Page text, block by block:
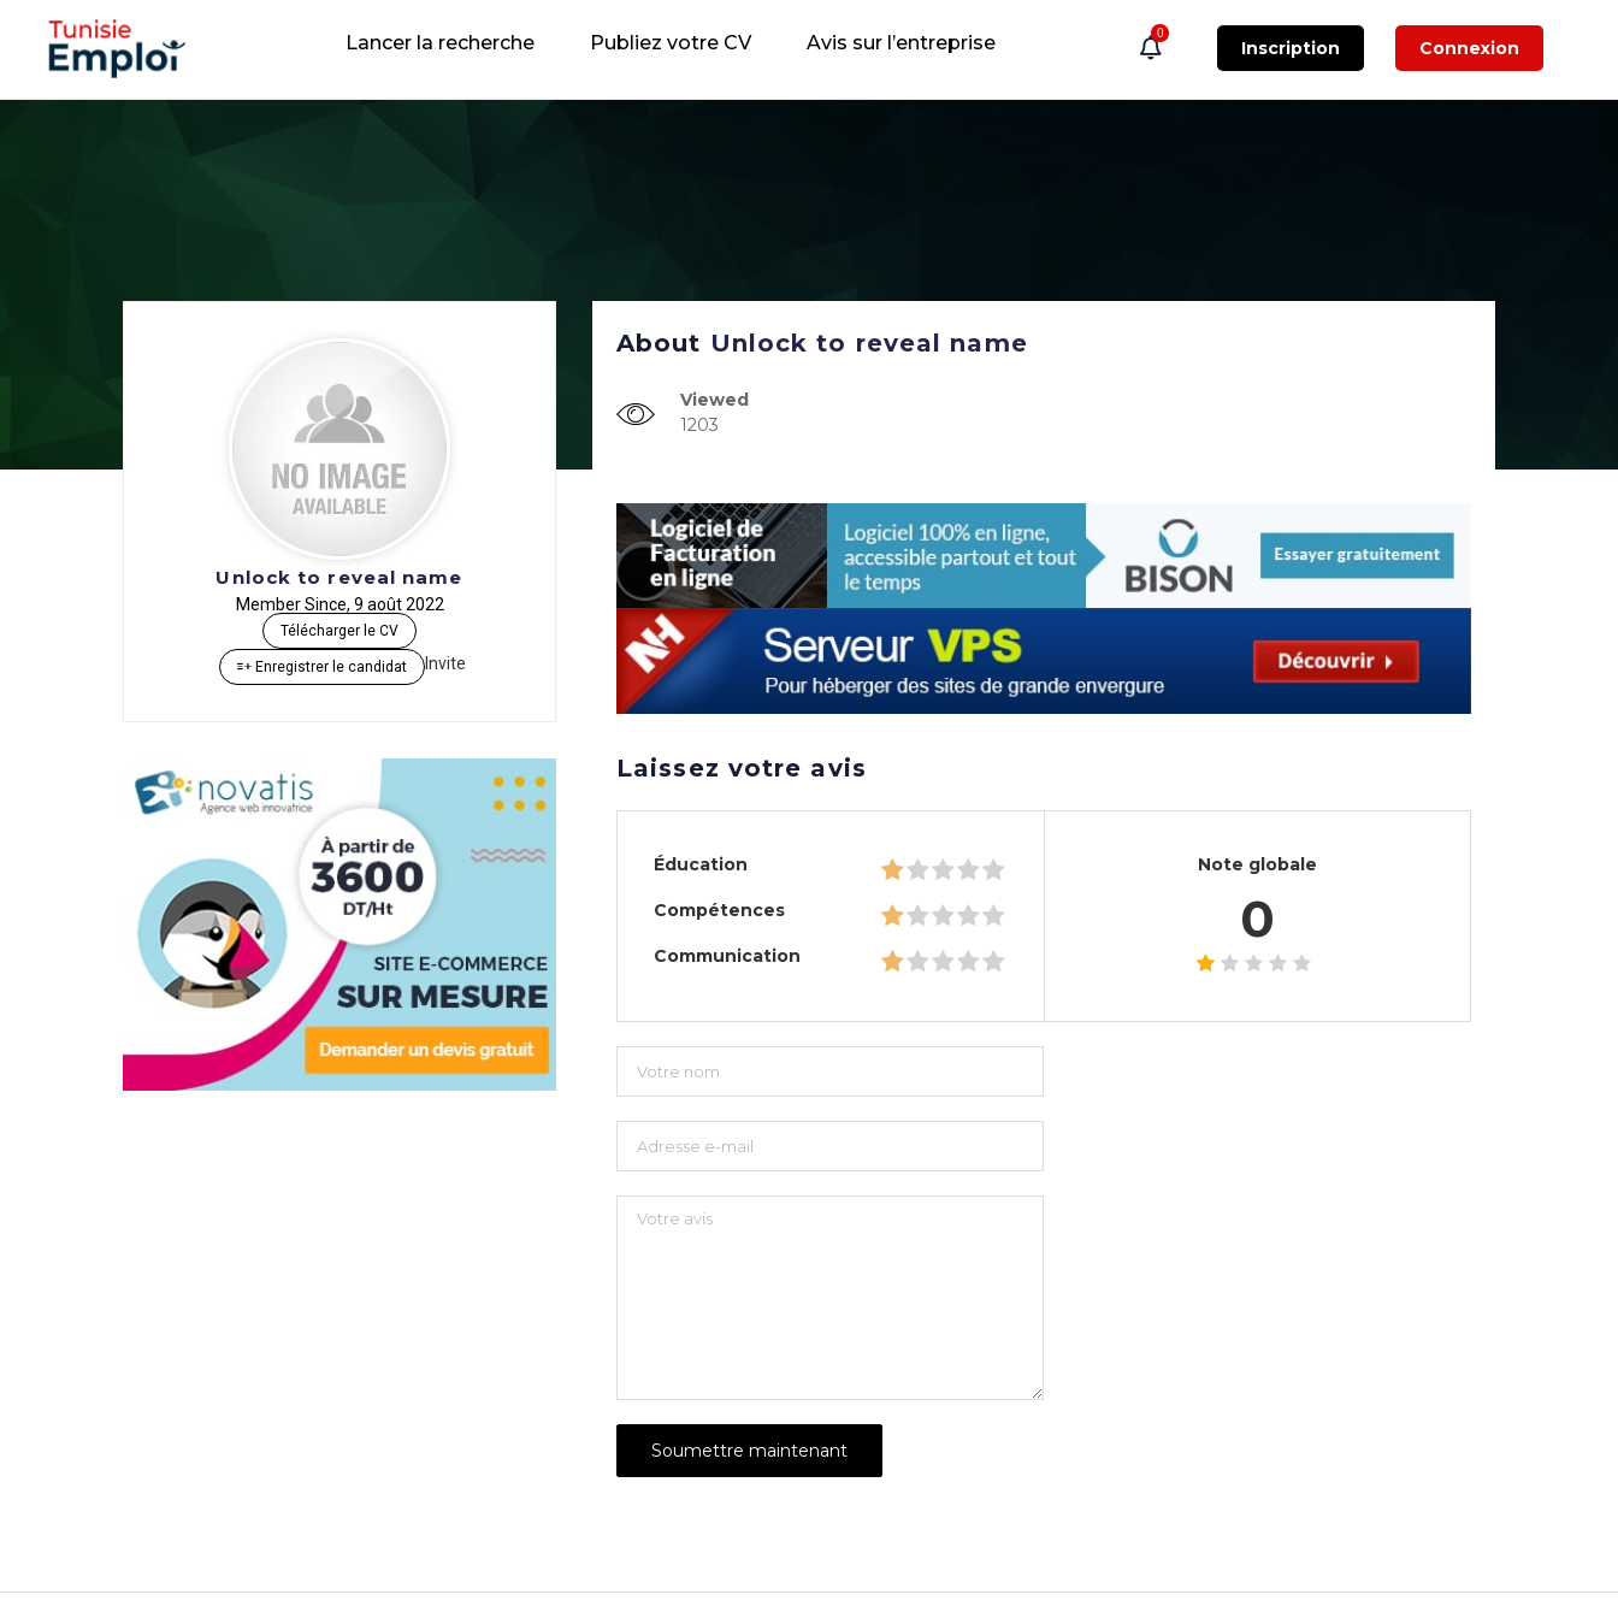
Lancer la recherche Publiez votre CV Avis sur l’entreprise 0
Inscription Connexion
Unlock to reveal name
Member Since, 9 août 2022
Télécharger le CV
Enregistrer le candidat Invite
About Unlock to reveal name
Viewed
1203
Laissez votre avis
Éducation
Compétences
Communication
Note globale
0